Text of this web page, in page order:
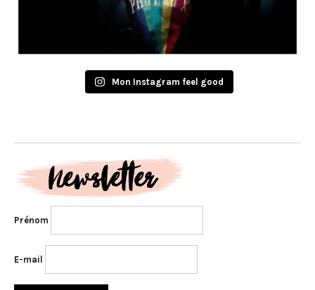
Mon Instagram feel good
Prénom
E-mail